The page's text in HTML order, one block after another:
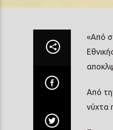
«Από
Από
νύχτα